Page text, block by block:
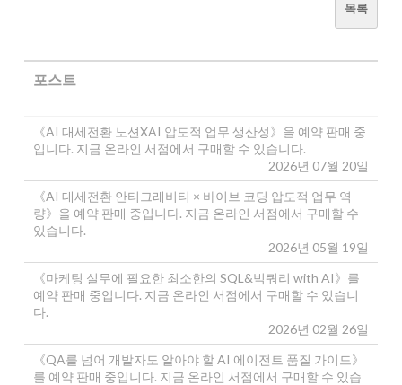
목록
포스트
《AI 대세전환 노션XAI 압도적 업무 생산성》을 예약 판매 중
입니다. 지금 온라인 서점에서 구매할 수 있습니다.
2026년 07월 20일
《AI 대세전환 안티그래비티 × 바이브 코딩 압도적 업무 역
량》을 예약 판매 중입니다. 지금 온라인 서점에서 구매할 수
있습니다.
2026년 05월 19일
《마케팅 실무에 필요한 최소한의 SQL&빅쿼리 with AI》를
예약 판매 중입니다. 지금 온라인 서점에서 구매할 수 있습니
다.
2026년 02월 26일
《QA를 넘어 개발자도 알아야 할 AI 에이전트 품질 가이드》
를 예약 판매 중입니다. 지금 온라인 서점에서 구매할 수 있습